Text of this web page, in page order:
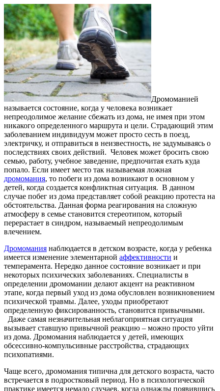
Дромоманией
называется состояние, когда у человека возникает
непреодолимое желание сбежать из дома, не имея при этом
никакого определенного маршрута и цели. Страдающий этим
заболеванием индивидуум может просто сесть в поезд,
электричку, и отправиться в неизвестность, не задумываясь о
последствиях своих действий. Человек может бросить свою
семью, работу, учебное заведение, предпочитая ехать куда
попало. Если имеет место так называемая ложная
дромомания, то побеги из дома возникают в основном у
детей, когда создается конфликтная ситуация. В данном
случае побег из дома представляет собой реакцию протеста на
обстоятельства. Данная форма реагирования на сложную
атмосферу в семье становится стереотипом, который
перерастает в синдром, называемый непреодолимым
влечением.
Дромомания наблюдается в детском возрасте, когда у ребенка
имеется изменение элементарной аффективности и
темперамента. Нередко данное состояние возникает и при
некоторых психических заболеваниях. Специалисты в
определении дромомании делают акцент на реактивном
этапе, когда первый уход из дома обусловлен возникновением
психической травмы. Далее, уходы приобретают
определенную фиксированность, становится привычными.
Даже самая незначительная неблагоприятная ситуация
вызывает ставшую привычной реакцию – можно просто уйти
из дома. Дромомания наблюдается у детей, имеющих
обсессивно-компульсивные расстройства, страдающих
психопатиями.
Чаще всего, дромомания типична для детского возраста, часто
встречается в подростковый период. Но в психологической
практике имеется немало случаев, когда однажды появившись